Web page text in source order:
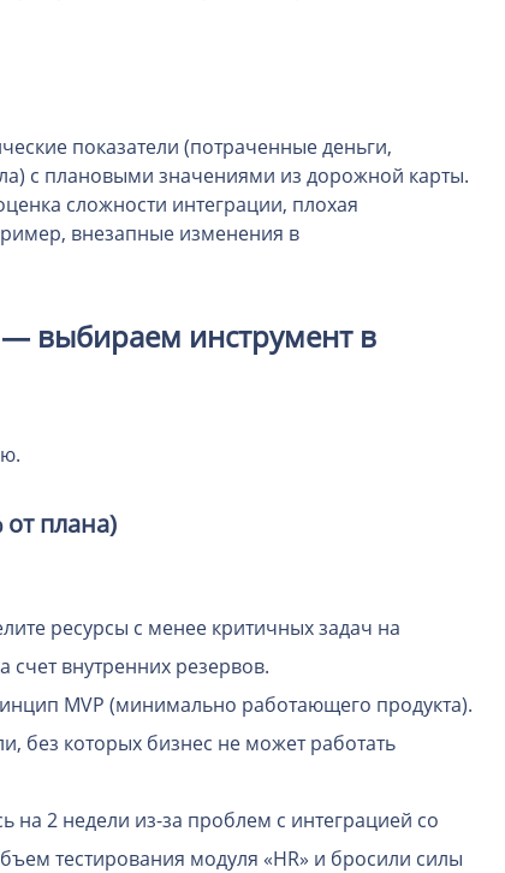
показатели (потраченные деньги,
с плановыми значениями из дорожной карты.
сложности интеграции, плохая
внезапные изменения в
выбираем инструмент в
плана)
ресурсы с менее критичных задач на
внутренних резервов.
MVP (минимально работающего продукта).
без которых бизнес не может работать
на 2 недели из-за проблем с интеграцией со
тестирования модуля «HR» и бросили силы